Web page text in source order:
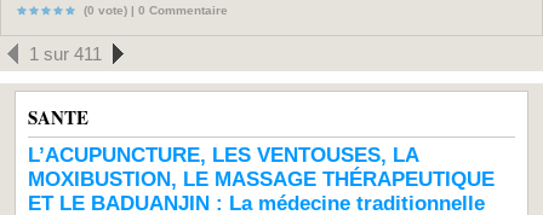
(0 vote) | 0 Commentaire
1 sur 411
SANTE
L’ACUPUNCTURE, LES VENTOUSES, LA
MOXIBUSTION, LE MASSAGE THÉRAPEUTIQUE
ET LE BADUANJIN : La médecine traditionnelle